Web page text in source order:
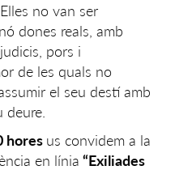
no van ser
dones reals, amb
pors i
de les quals no
el seu destí amb
deure.
hores us convidem a la
en línia “Exiliades